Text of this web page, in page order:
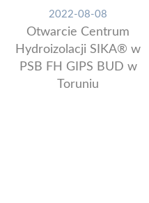
2022-08-08
Otwarcie Centrum
Hydroizolacji SIKA® w
PSB FH GIPS BUD w
Toruniu